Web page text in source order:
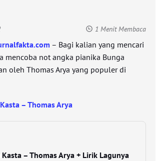
1 Menit Membaca
– Bagi kalian yang mencari
mencoba not angka pianika Bunga
oleh Thomas Arya yang populer di
– Thomas Arya
– Thomas Arya + Lirik Lagunya